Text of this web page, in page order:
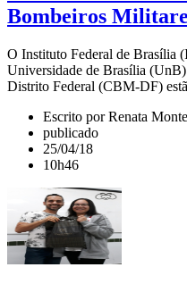
Bombeiros
O Instituto Federal de Brasília
Universidade de Brasília
Distrito Federal (CBM-DF)
Escrito por Renata
publicado
25/04/18
10h46